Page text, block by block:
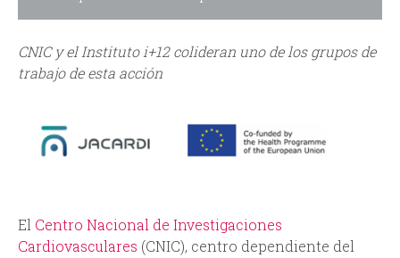
CNIC y el Instituto i+12 colideran uno de los grupos de
trabajo de esta acción
El Centro Nacional de Investigaciones
Cardiovasculares (CNIC), centro dependiente del